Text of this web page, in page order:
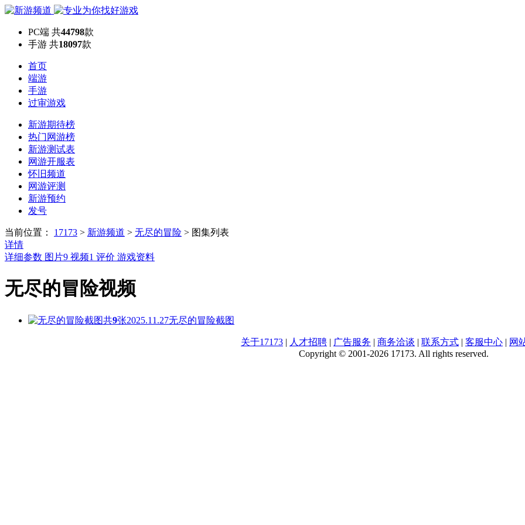
PC端 共44798款
手游 共18097款
首页
端游
手游
过审游戏
新游期待榜
热门网游榜
新游测试表
网游开服表
怀旧频道
网游评测
新游预约
发号
当前位置： 17173 > 新游频道 > 无尽的冒险 > 图集列表
详情
详细参数 图片9 视频1 评价 游戏资料
无尽的冒险视频
共9张2025.11.27无尽的冒险截图
关于17173 | 人才招聘 | 广告服务 | 商务洽谈 | 联系方式 | 客服中心 | 网
Copyright © 2001-2026 17173. All rights reserved.